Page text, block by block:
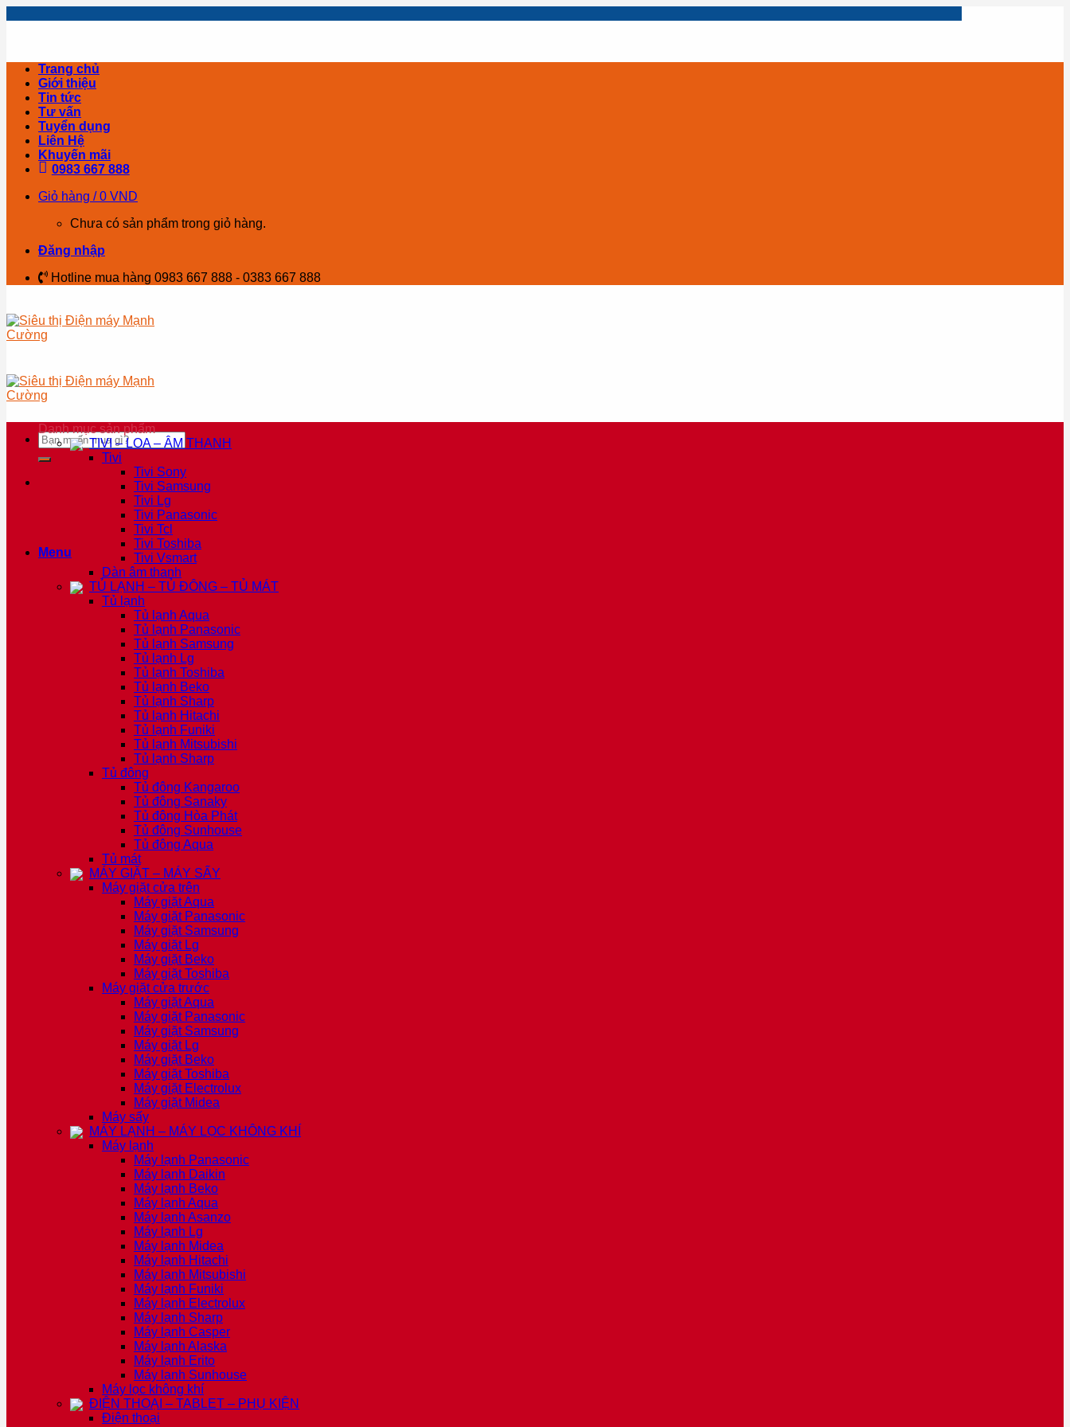
Trang chủ
Giới thiệu
Tin tức
Tư vấn
Tuyển dụng
Liên Hệ
Khuyến mãi
0983 667 888
Giỏ hàng /0 VND
Chưa có sản phẩm trong giỏ hàng.
Đăng nhập
Hotline mua hàng 0983 667 888 - 0383 667 888
Tìm
kiếm:
Menu
Danh mục sản phẩm
TIVI – LOA – ÂM THANH
Tivi
Tivi Sony
Tivi Samsung
Tivi Lg
Tivi Panasonic
Tivi Tcl
Tivi Toshiba
Tivi Vsmart
Dàn âm thanh
TỦ LẠNH – TỦ ĐÔNG – TỦ MÁT
Tủ lạnh
Tủ lạnh Aqua
Tủ lạnh Panasonic
Tủ lạnh Samsung
Tủ lạnh Lg
Tủ lạnh Toshiba
Tủ lạnh Beko
Tủ lạnh Sharp
Tủ lạnh Hitachi
Tủ lạnh Funiki
Tủ lạnh Mitsubishi
Tủ lạnh Sharp
Tủ đông
Tủ đông Kangaroo
Tủ đông Sanaky
Tủ đông Hòa Phát
Tủ đông Sunhouse
Tủ đông Aqua
Tủ mát
MÁY GIẶT – MÁY SẤY
Máy giặt cửa trên
Máy giặt Aqua
Máy giặt Panasonic
Máy giặt Samsung
Máy giặt Lg
Máy giặt Beko
Máy giặt Toshiba
Máy giặt cửa trước
Máy giặt Aqua
Máy giặt Panasonic
Máy giặt Samsung
Máy giặt Lg
Máy giặt Beko
Máy giặt Toshiba
Máy giặt Electrolux
Máy giặt Midea
Máy sấy
MÁY LẠNH – MÁY LỌC KHÔNG KHÍ
Máy lạnh
Máy lạnh Panasonic
Máy lạnh Daikin
Máy lạnh Beko
Máy lạnh Aqua
Máy lạnh Asanzo
Máy lạnh Lg
Máy lạnh Midea
Máy lạnh Hitachi
Máy lạnh Mitsubishi
Máy lạnh Funiki
Máy lạnh Electrolux
Máy lạnh Sharp
Máy lạnh Casper
Máy lạnh Alaska
Máy lạnh Erito
Máy lạnh Sunhouse
Máy lọc không khí
ĐIỆN THOẠI – TABLET – PHỤ KIỆN
Điện thoại